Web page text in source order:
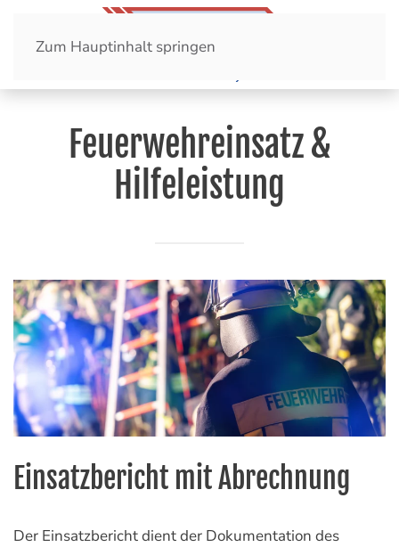
Zum Hauptinhalt springen
Feuerwehreinsatz &
Hilfeleistung
Einsatzbericht mit Abrechnung
Der Einsatzbericht dient der Dokumentation des